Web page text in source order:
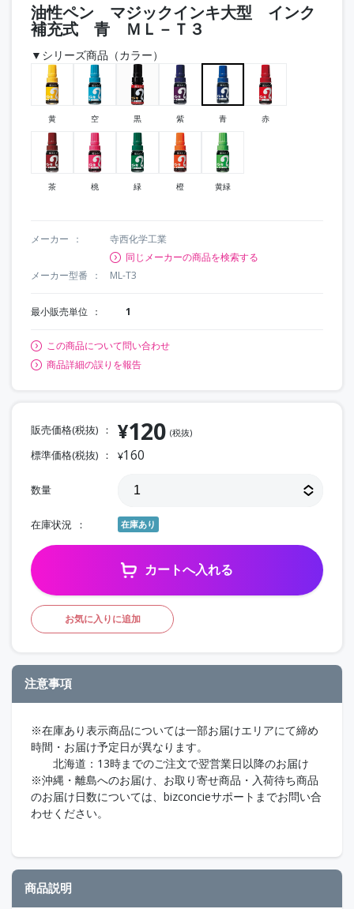
油性ペン マジックインキ大型 インク
補充式 青 ＭＬ－Ｔ３
▼シリーズ商品（カラー）
黄 空 黒 紫 青 赤
茶 桃 緑 橙 黄緑
メーカー
寺西化学工業
同じメーカーの商品を検索する
メーカー型番
ML-T3
最小販売単位 1
この商品について問い合わせ
商品詳細の誤りを報告
販売価格(税抜) ¥120 (税抜)
標準価格(税抜) ¥160
数量
在庫状況 在庫あり
カートへ入れる
お気に入りに追加
注意事項
※在庫あり表示商品については一部お届けエリアにて締め
時間・お届け予定日が異なります。
北海道：13時までのご注文で翌営業日以降のお届け
※沖縄・離島へのお届け、お取り寄せ商品・入荷待ち商品
のお届け日数については、bizconcieサポートまでお問い合
わせください。
商品説明